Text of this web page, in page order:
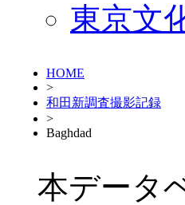
東京文
HOME
>
和田新調査撮影記録
>
Baghdad
本データ